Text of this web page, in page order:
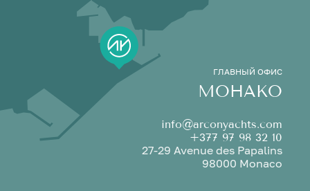
ГЛАВНЫЙ ОФИС
МОНАКО
info@arconyachts.com
+377 97 98 32 10
27-29 Avenue des Papalins
98000 Monaco